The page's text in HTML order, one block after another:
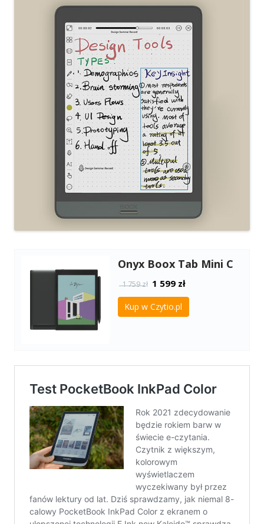
Onyx Boox Tab Mini C
1 759 zł 1 599zł
Kup w Czytio.pl